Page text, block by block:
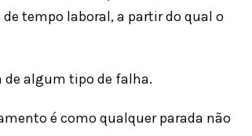
tempo laboral, a partir do qual o
de algum tipo de falha.
é como qualquer parada não